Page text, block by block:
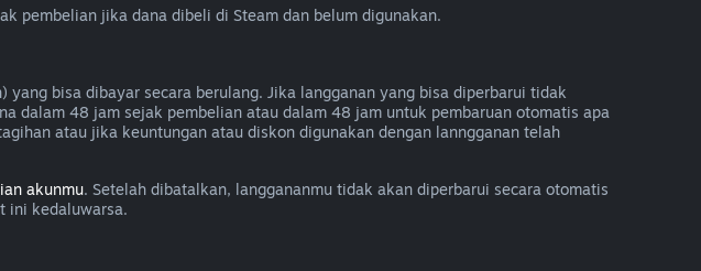
pembelian jika dana dibeli di Steam dan belum digunakan.
bisa dibayar secara berulang. Jika langganan yang bisa diperbarui tidak
dalam 48 jam sejak pembelian atau dalam 48 jam untuk pembaruan otomatis apa
atau jika keuntungan atau diskon digunakan dengan lanngganan telah
akunmu. Setelah dibatalkan, langgananmu tidak akan diperbarui secara otomatis
ini kedaluwarsa.